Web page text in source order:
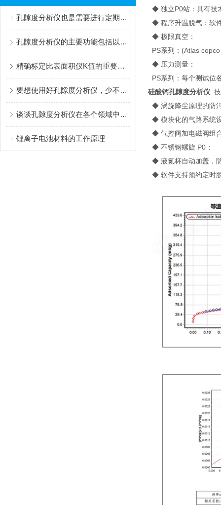
孔隙度分析仪也是需要进行定期保养的
孔隙度分析仪的主要功能包括以下几个方面
精确标定比表面积仪K值的重要性与方法解析
要想使用好孔隙度分析仪，少不了以下事项！
谈谈孔隙度分析仪在各个领域中的应用
锂离子电池材料的工作原理
◆ 独立P0站：具有技
◆ 程序升温脱气：软
◆ 极限真空：
PS系列：(Atlas
◆ 压力测量：
PS系列：每个测试位
硅酸钙孔隙度分析仪
◆ 涡旋降尘原理的防
◆ 模块化的气路系统
◆ 气控阀加电磁阀组
◆ 不锈钢螺旋 P0；
◆ 液氮杯自动加盖，
◆ 软件支持预约定时